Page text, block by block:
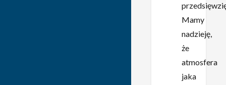
Mamy
nadzieję,
że
atmosfera
jaka